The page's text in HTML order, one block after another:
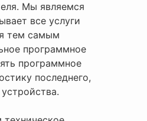
Мы являемся
все услуги
тем самым
программное
программное
последнего,